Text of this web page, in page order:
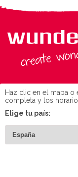
Haz clic en el mapa o
completa y los
Elige tu país: